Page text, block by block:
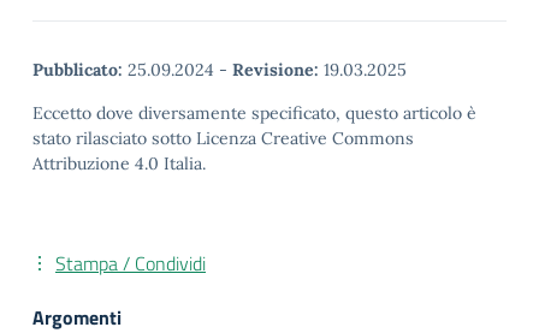
Pubblicato: 25.09.2024 - Revisione: 19.03.2025
Eccetto dove diversamente specificato, questo articolo è
stato rilasciato sotto Licenza Creative Commons
Attribuzione 4.0 Italia.
Stampa / Condividi
Argomenti